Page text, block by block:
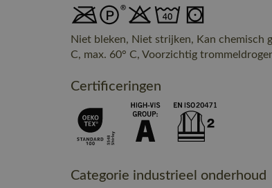
Niet bleken, Niet strijken, Kan chemisch
C, max. 60° C, Voorzichtig
Certificeringen
Categorie industrieel onderhoud